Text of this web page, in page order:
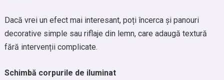
Dacă vrei un efect mai interesant, poți încerca și panouri
decorative simple sau riflaje din lemn, care adaugă textură
fără intervenții complicate.
Schimbă corpurile de iluminat